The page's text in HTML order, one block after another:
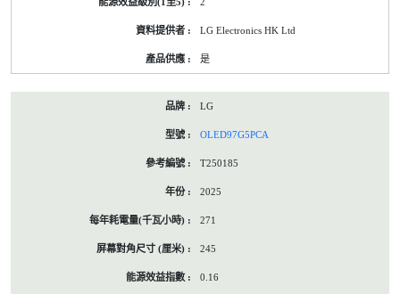
LG Electronics HK Ltd
是
LG
OLED97G5PCA
T250185
2025
271
245
0.16